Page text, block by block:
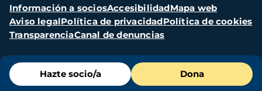
Menú
de
Hazte socio/a Dona
Menú
secundario
Información a sociosAccesibilidadMapa web
Aviso legalPolítica de privacidadPolítica de cookies
TransparenciaCanal de denuncias